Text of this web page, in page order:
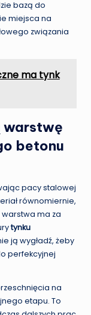
bazą do
miejsca na
związania
ma tynk
warstwę
betonu
pacy stalowej
równomiernie,
warstwa ma za
tynku
ją wygładź, żeby
perfekcyjnej
na
etapu. To